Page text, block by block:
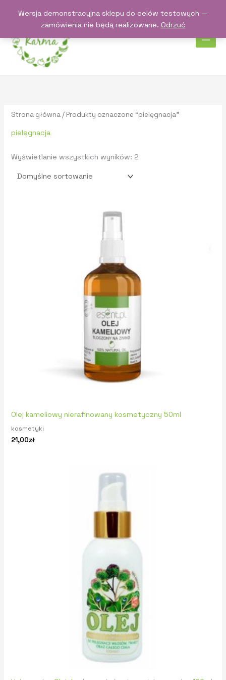
Wersja demonstracyjna sklepu do celów testowych —
zamówienia nie będą realizowane. Odrzuć
Strona główna / Produkty oznaczone “pielęgnacja”
pielęgnacja
Wyświetlanie wszystkich wyników: 2
Olej kameliowy nierafinowany kosmetyczny 50ml
kosmetyki
21,00zł